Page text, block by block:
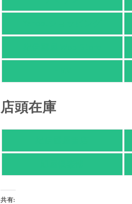
店頭在庫
共有: